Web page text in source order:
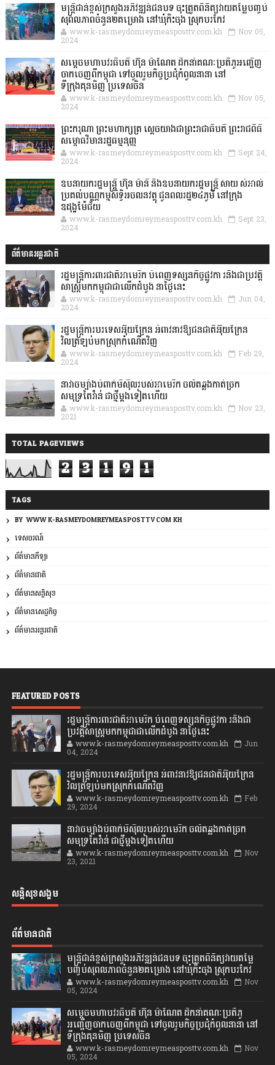
មន្ត្រីជាន់ខ្ពស់ក្រសួងអភិវឌ្ឍន៍ជនបទ ចុះត្រួតពិនិត្យវាយតម្លៃបញ្ចប់
សុពលភាពចំនួន២គម្រោង នៅឃុំកិះចុង ស្រុកបរកែវ
www.k-rasmeydomreymeasposttv.com.kh Nov 05,
2024
សម្តេចមហាបវរធិបតី ហ៊ុន ម៉ាណែត ដឹកនាំគណៈប្រតិភូអញ្ជើញ
ចាកចេញពីកម្ពុជា ទៅចូលរួមកិច្ចប្រជុំកំពូលនានា នៅ
ទីក្រុងគុនមិញ ប្រទេសចិន
www.k-rasmeydomreymeasposttv.com.kh Nov 05,
2024
ព្រះករុណា ព្រះមហាក្សត្រ ស្តេចយាងជាព្រះរាជាធិបតី ព្រះរាជពិធី
សម្ពោធវិមានរដ្ឋធម្មនុញ្ញ
www.k-rasmeydomreymeasposttv.com.kh Sept 24,
2024
ឧបនាយករដ្ឋមន្ដ្រី ហ៊ុន ម៉ានី និងឧបនាយករដ្ឋមន្ដ្រី សាយ សំអាល់
ប្រគល់បណ្ណកម្មសិទ្ធិអចលនវត្ថុ ជូនពលរដ្ឋ២៤ភូមិ នៅក្រុង
ឧដុង្គម៉ែជ័យ
www.k-rasmeydomreymeasposttv.com.kh Sept 23,
2024
ព័ត៌មានអន្តរជាតិ
រដ្ឋមន្រ្តីការពារជាតិអាមេរិក បំពេញទស្សនកិច្ចផ្លូវកា រនិងជាប្រវត្តិ
សាស្រ្តមកកម្ពុជាជាលើកដំបូង នាថ្ងៃនេះ
www.k-rasmeydomreymeasposttv.com.kh Jun 04,
2024
រដ្ឋមន្ត្រីការបរទេសអ៊ុយក្រែន អំពាវនាវឱ្យជនជាតិអ៊ុយក្រែន
វិលត្រឡប់មកស្រុកកំណើតវិញ
www.k-rasmeydomreymeasposttv.com.kh Feb 29,
2024
នាវាចម្បាំងបំពាក់មីស៊ីលរបស់អាមេរិក ចល័តឆ្លងកាត់ច្រក
សមុទ្រតៃវ៉ាន់ ជាថ្មីម្តងទៀតហើយ
www.k-rasmeydomreymeasposttv.com.kh Nov 23,
2021
TOTAL PAGEVIEWS
2 3 1 9 1
TAGS
BY: WWW.K-RASMEYDOMREYMEASPOSTTV.COM.KH
ទេសចរណ៍
ព័ត៌មានកីឡា
ព័ត៌មានជាតិ
ព័ត៌មានសន្តិសុខ
ព័ត៌មានសេដ្ឋកិច្ច
ព័ត៌មានអន្តរជាតិ
FEATURED POSTS
រដ្ឋមន្រ្តីការពារជាតិអាមេរិក បំពេញទស្សនកិច្ចផ្លូវកា រនិងជា
ប្រវត្តិសាស្រ្តមកកម្ពុជាជាលើកដំបូង នាថ្ងៃនេះ
www.k-rasmeydomreymeasposttv.com.kh Jun
04, 2024
រដ្ឋមន្ត្រីការបរទេសអ៊ុយក្រែន អំពាវនាវឱ្យជនជាតិអ៊ុយក្រែន
វិលត្រឡប់មកស្រុកកំណើតវិញ
www.k-rasmeydomreymeasposttv.com.kh Feb
29, 2024
នាវាចម្បាំងបំពាក់មីស៊ីលរបស់អាមេរិក ចល័តឆ្លងកាត់ច្រក
សមុទ្រតៃវ៉ាន់ ជាថ្មីម្តងទៀតហើយ
www.k-rasmeydomreymeasposttv.com.kh Nov
23, 2021
សន្តិសុខសង្គម
ព័ត៌មានជាតិ
មន្ត្រីជាន់ខ្ពស់ក្រសួងអភិវឌ្ឍន៍ជនបទ ចុះត្រួតពិនិត្យវាយតម្លៃ
បញ្ចប់សុពលភាពចំនួន២គម្រោង នៅឃុំកិះចុង ស្រុកបរកែវ
www.k-rasmeydomreymeasposttv.com.kh Nov
05, 2024
សម្តេចមហាបវរធិបតី ហ៊ុន ម៉ាណែត ដឹកនាំគណៈប្រតិភូ
អញ្ជើញចាកចេញពីកម្ពុជា ទៅចូលរួមកិច្ចប្រជុំកំពូលនានា នៅ
ទីក្រុងគុនមិញ ប្រទេសចិន
www.k-rasmeydomreymeasposttv.com.kh Nov
05, 2024